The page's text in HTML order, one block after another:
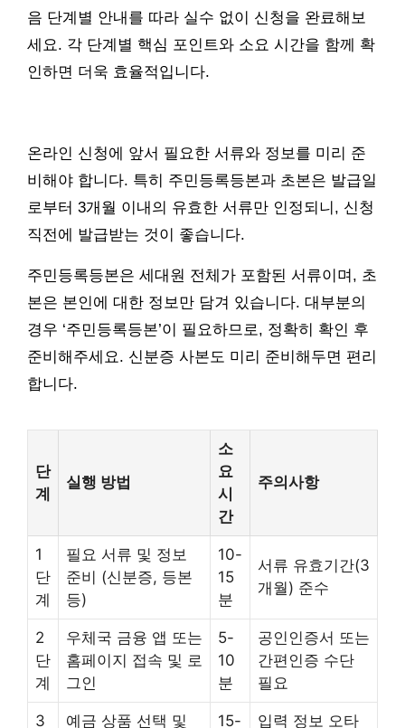
음 단계별 안내를 따라 실수 없이 신청을 완료해보
세요. 각 단계별 핵심 포인트와 소요 시간을 함께 확
인하면 더욱 효율적입니다.
온라인 신청에 앞서 필요한 서류와 정보를 미리 준
비해야 합니다. 특히 주민등록등본과 초본은 발급일
로부터 3개월 이내의 유효한 서류만 인정되니, 신청
직전에 발급받는 것이 좋습니다.
주민등록등본은 세대원 전체가 포함된 서류이며, 초
본은 본인에 대한 정보만 담겨 있습니다. 대부분의
경우 ‘주민등록등본’이 필요하므로, 정확히 확인 후
준비해주세요. 신분증 사본도 미리 준비해두면 편리
합니다.
단
계
실행 방법
소
요
시
간
주의사항
1
단
계
필요 서류 및 정보
준비 (신분증, 등본
등)
10-
15
분
서류 유효기간(3
개월) 준수
2
단
계
우체국 금융 앱 또는
홈페이지 접속 및 로
그인
5-
10
분
공인인증서 또는
간편인증 수단
필요
3 예금 상품 선택 및 15- 입력 정보 오타